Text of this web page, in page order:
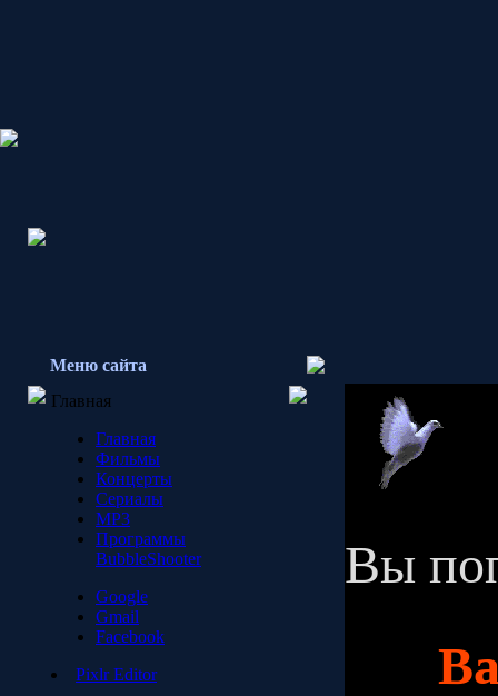
Меню сайта
Главная
Главная
Фильмы
Концерты
Сериалы
MP3
Программы
BubbleShooter
Google
Gmail
Facebook
Pixlr Editor
Вы